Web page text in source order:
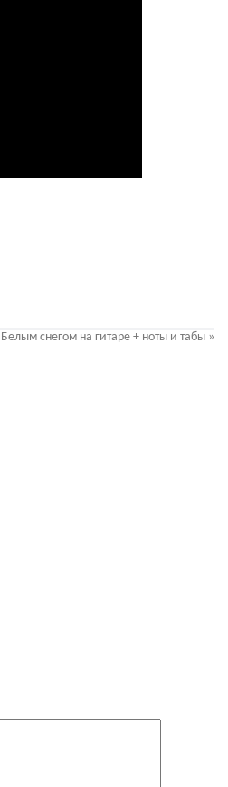
Белым снегом на гитаре + ноты и табы »